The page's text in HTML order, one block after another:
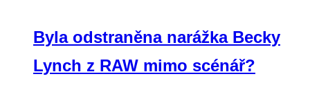
Byla odstraněna narážka Becky
Lynch z RAW mimo scénář?